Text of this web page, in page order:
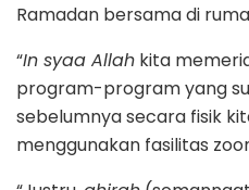
Ramadan bersama di
“In syaa Allah kita
program-program yang
sebelumnya secara fisik
menggunakan fasilitas